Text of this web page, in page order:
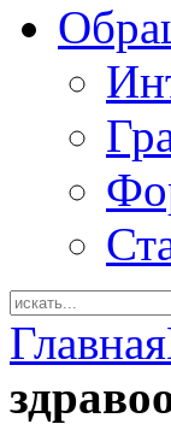
Главная